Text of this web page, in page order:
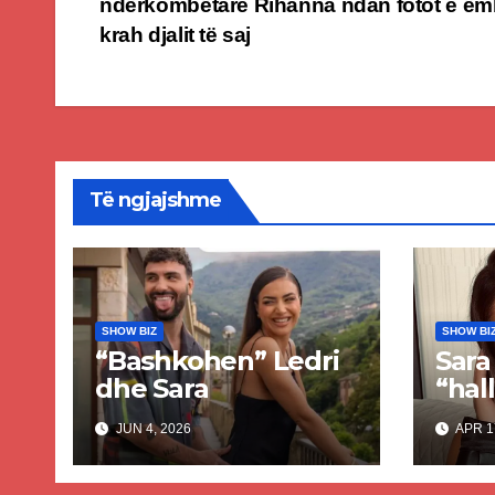
navigation
ndërkombëtare Rihanna ndan fotot e
krah djalit të saj
Të ngjajshme
SHOW BIZ
“Bashkohen” Ledri
dhe Sara
JUN 4, 2026
SHOW
verë
APR